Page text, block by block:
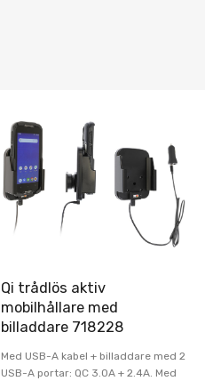
Qi trådlös aktiv
mobilhållare med
billaddare 718228
Med USB-A kabel + billaddare med 2
USB-A portar: QC 3.0A + 2.4A. Med